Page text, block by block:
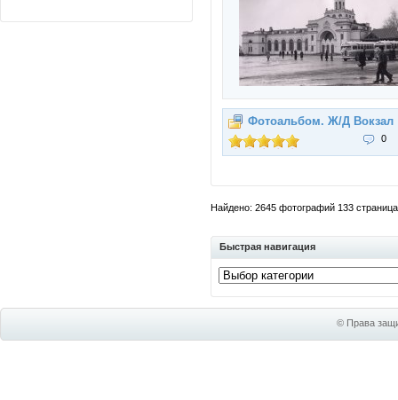
Фотоальбом. Ж/Д Вокзал
0
Найдено: 2645 фотографий 133
Быстрая навигация
© Права